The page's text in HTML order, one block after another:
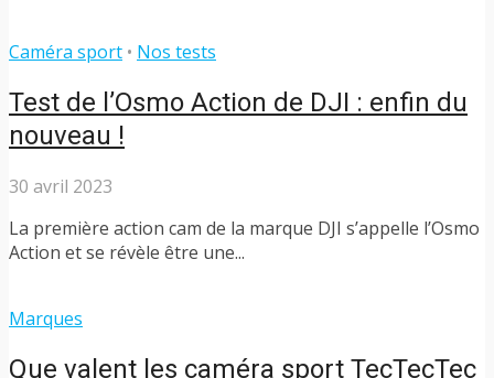
Caméra sport • Nos tests
Test de l’Osmo Action de DJI : enfin du
nouveau !
30 avril 2023
La première action cam de la marque DJI s’appelle l’Osmo
Action et se révèle être une...
Marques
Que valent les caméra sport TecTecTec